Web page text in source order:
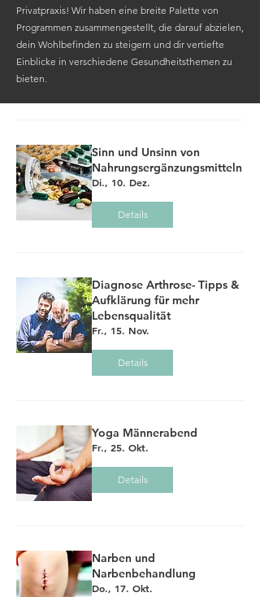
Privatpraxis! Wir haben eine breite Palette von
Programmen zusammengestellt, die darauf abzielen,
dein Wohlbefinden zu steigern und dir vertiefte
Einblicke in verschiedene Gesundheitsthemen zu
bieten.
Sinn und Unsinn von
Nahrungsergänzungsmitteln
Di., 10. Dez.
Details
Diagnose Arthrose- Tipps &
Aufklärung für mehr
Lebensqualität
Fr., 15. Nov.
Details
Yoga Männerabend
Fr., 25. Okt.
Details
Narben und
Narbenbehandlung
Do., 17. Okt.